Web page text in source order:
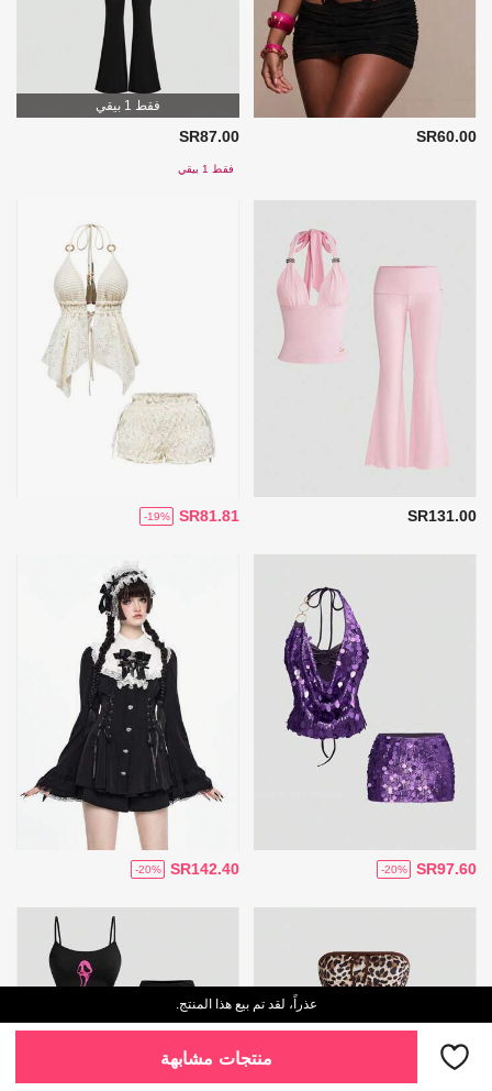
SR60.00
فقط 1 بيقي
SR87.00
فقط 1 بيقي
SR131.00
SR81.81
-19%
SR97.60
-20%
SR142.40
-20%
عذراً، لقد تم بيع هذا المنتج.
منتجات مشابهة